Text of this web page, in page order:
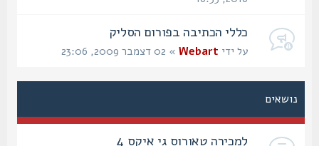
כללי הכתיבה בפורום הסליק
על ידיWebart» 02 דצמבר 2009, 23:06
נושאים
למכירה טאורוס גי איקס 4